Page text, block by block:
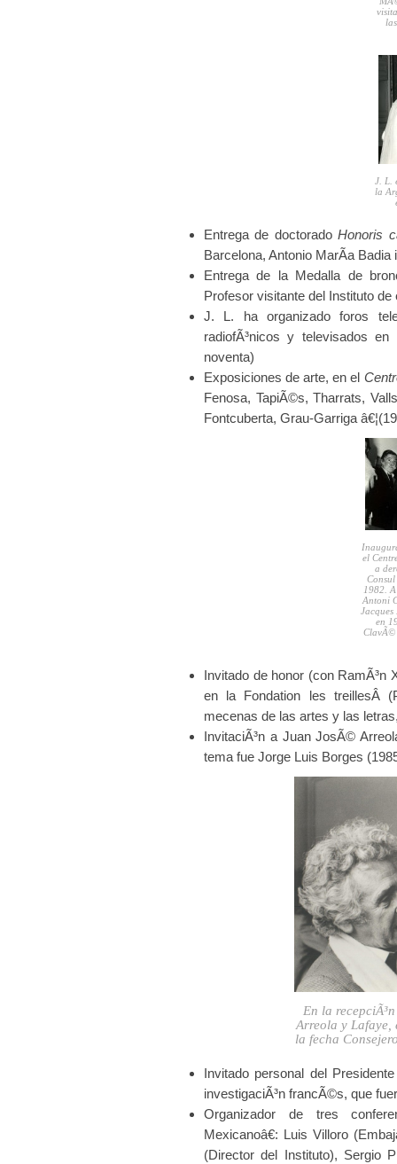
J. L.
la
Entrega de doctoradoHonoris
Barcelona, Antonio MarÃ­a Badia
Entrega de la Medalla de
Profesor visitante del Instituto
J. L. ha organizado foros
radiofÃ³nicos y televisados
noventa)
Exposiciones de arte, en el
Fenosa, TapiÃ©s, Tharrats,
Fontcuberta, Grau-Garriga
el
a
1982.
Antoni
Jacques
en
ClavÃ©
Invitado de honor (con
en la Fondation les treillesÂ
mecenas de las artes y las
InvitaciÃ³n a Juan JosÃ©
tema fue Jorge Luis Borges
En la
Arreola y Lafaye,
la fecha
Invitado personal del
investigaciÃ³n francÃ©s, que
Organizador de tres
Mexicanoâ€: Luis Villoro
(Director del Instituto), Sergio